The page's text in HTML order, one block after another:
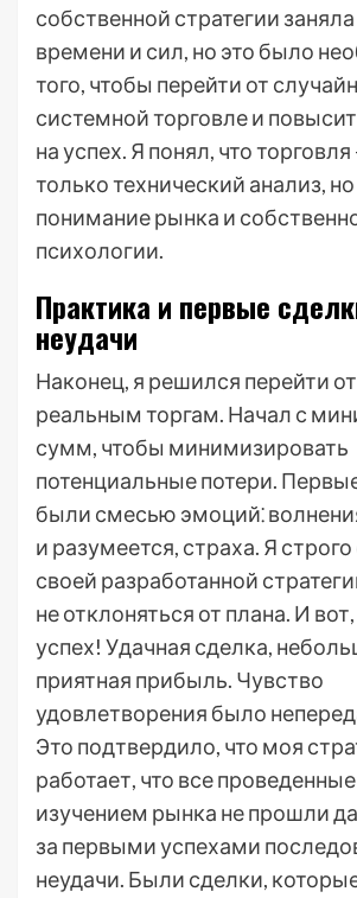
собственной стратегии
времени и сил, но это было
того, чтобы перейти от
системной торговле и
на успех. Я понял, что торговля
только технический анализ,
понимание рынка и
психологии.
Практика и первые
неудачи
Наконец, я решился перейти
реальным торгам. Начал с
сумм, чтобы минимизировать
потенциальные потери.
были смесью эмоций⁚
и разумеется, страха. Я
своей разработанной
не отклоняться от плана. И
успех! Удачная сделка,
приятная прибыль. Чувство
удовлетворения было
Это подтвердило, что моя
работает, что все
изучением рынка не прошли
за первыми успехами
неудачи. Были сделки,